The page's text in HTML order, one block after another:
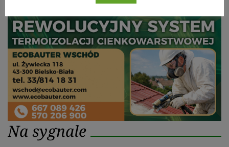
Na sygnale